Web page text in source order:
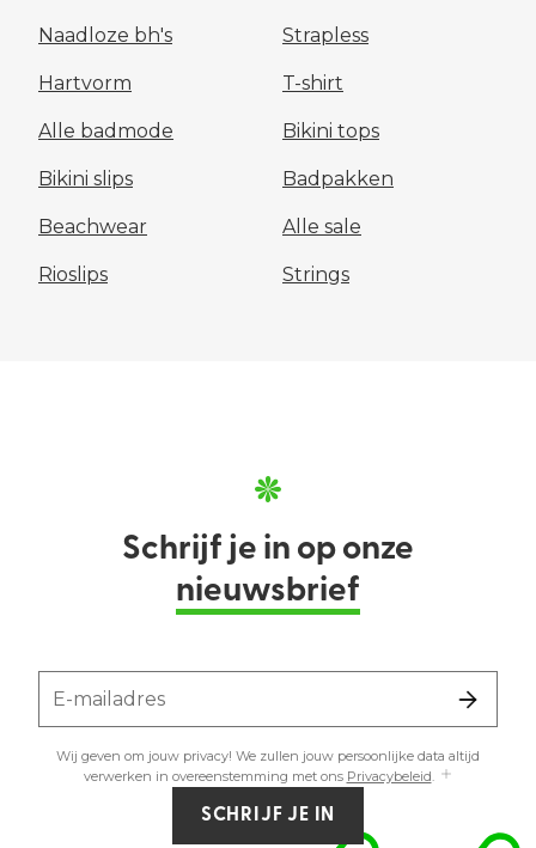
Naadloze bh's Strapless
Hartvorm T-shirt
Alle badmode Bikini tops
Bikini slips Badpakken
Beachwear Alle sale
Rioslips Strings
Schrijf je in op onze
nieuwsbrief
E-mailadres
Wij geven om jouw privacy! We zullen jouw persoonlijke data altijd
verwerken in overeenstemming met ons Privacybeleid.
SCHRIJF JE IN